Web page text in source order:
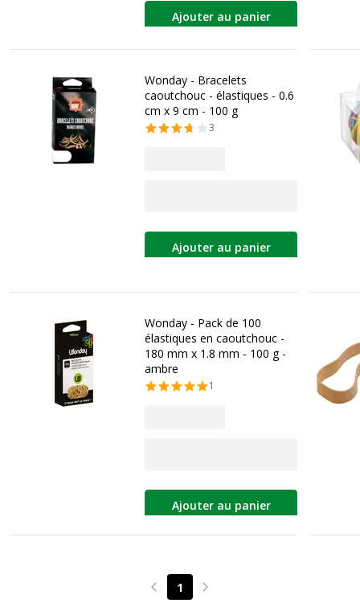
Ajouter au panier
Wonday - Bracelets
caoutchouc - élastiques - 0.6
cm x 9 cm - 100 g
3
Ajouter au panier
Wonday - Pack de 100
élastiques en caoutchouc -
180 mm x 1.8 mm - 100 g -
ambre
1
Ajouter au panier
Page précédente
1 Page suivante